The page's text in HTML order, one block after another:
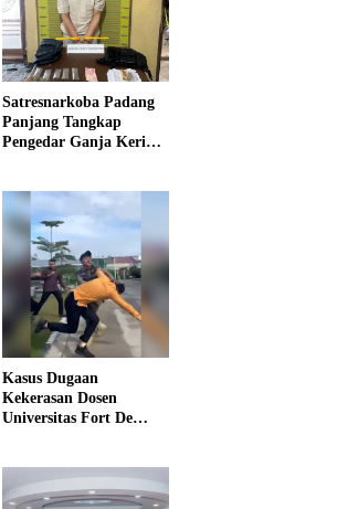
Satresnarkoba Padang
Panjang Tangkap
Pengedar Ganja Kering,
Kasus Dugaan
Kekerasan Dosen
Universitas Fort De
Hukum Minta AG
Segera Ditangkap